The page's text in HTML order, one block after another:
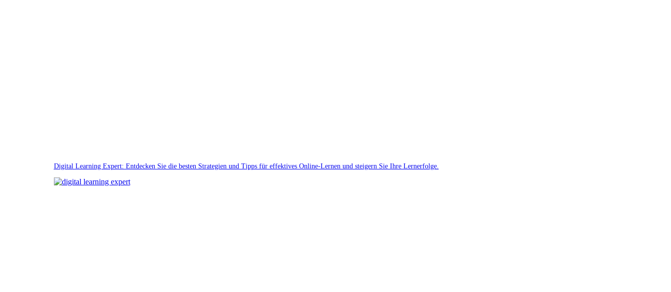
Digital Learning Expert: Entdecken Sie die besten Strategien und Tipps für effektives Online-Lernen und steigern Sie Ihre Lernerfolge.